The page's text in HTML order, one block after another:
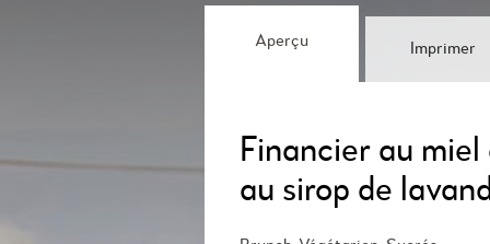
Aperçu Imprimer
Financier au
au sirop de